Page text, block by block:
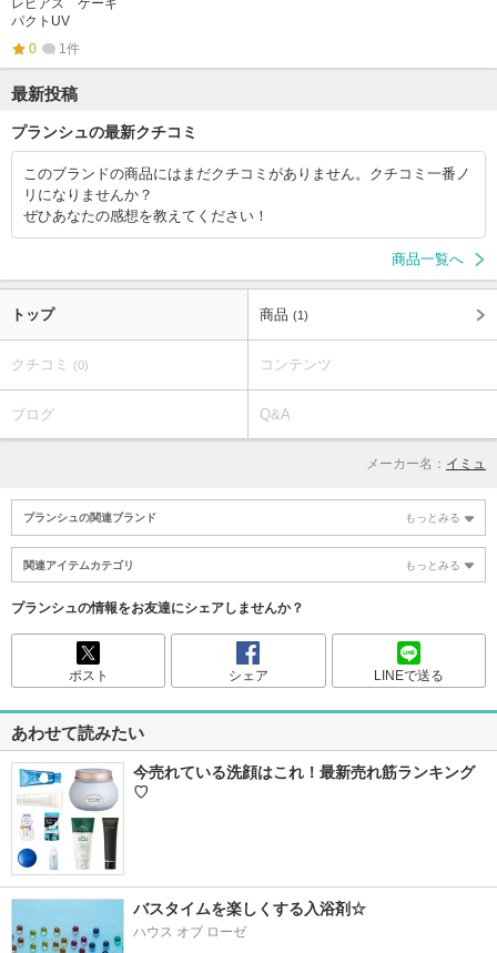
レピアス ケーキ
パクトUV
0
1件
最新投稿
プランシュの最新クチコミ
このブランドの商品にはまだクチコミがありません。クチコミ一番ノ
リになりませんか？
ぜひあなたの感想を教えてください！
商品一覧へ
トップ 商品 (1)
クチコミ (0) コンテンツ
ブログ Q&A
メーカー名： イミュ
プランシュの関連ブランド もっとみる
関連アイテムカテゴリ もっとみる
プランシュの情報をお友達にシェアしませんか？
ポスト シェア LINEで送る
あわせて読みたい
今売れている洗顔はこれ！最新売れ筋ランキング
♡
バスタイムを楽しくする入浴剤☆
ハウス オブ ローゼ